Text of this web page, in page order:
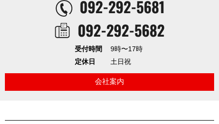
受付時間
9時〜17時
定休日
土日祝
会社案内